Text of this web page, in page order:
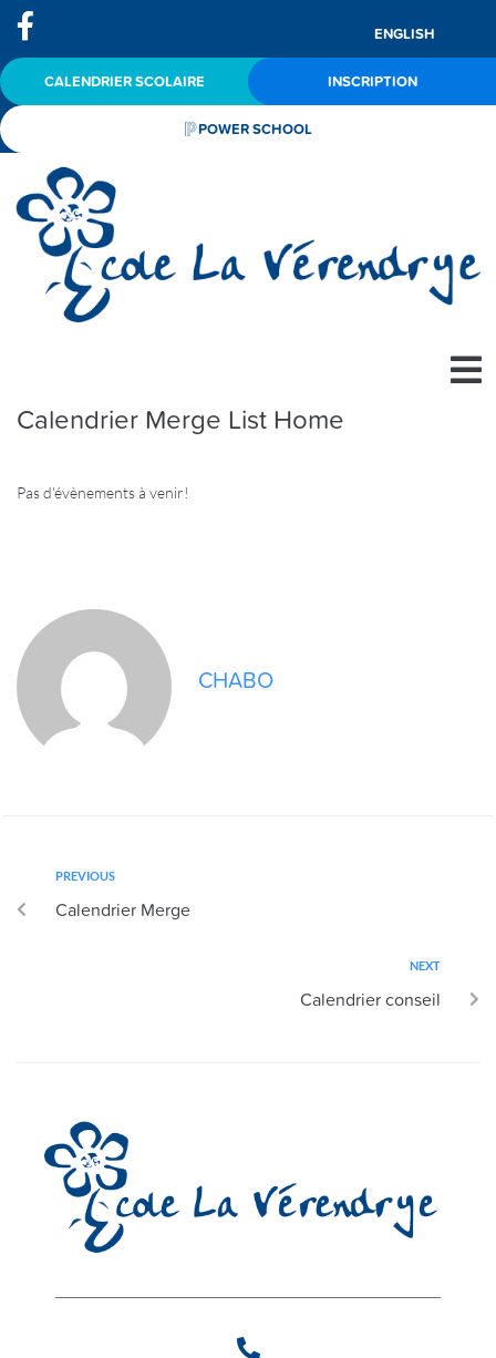
ENGLISH
CALENDRIER SCOLAIRE INSCRIPTION
POWER SCHOOL
Calendrier Merge List Home
Pas d'évènements à venir!
CHABO
PREVIOUS
Calendrier Merge
NEXT
Calendrier conseil